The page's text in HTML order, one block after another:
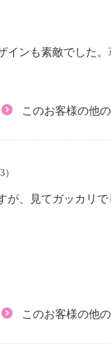
インも素敵でした。
このお客様の他
、見てガッカリで
このお客様の他